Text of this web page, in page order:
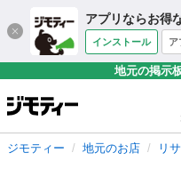
アプリならお得
インストール ア
地元の掲示
ジモティー 地元のお店 リ